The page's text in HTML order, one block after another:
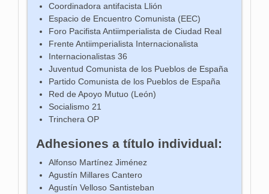
Coordinadora antifacista Llión
Espacio de Encuentro Comunista (EEC)
Foro Pacifista Antiimperialista de Ciudad Real
Frente Antiimperialista Internacionalista
Internacionalistas 36
Juventud Comunista de los Pueblos de España
Partido Comunista de los Pueblos de España
Red de Apoyo Mutuo (León)
Socialismo 21
Trinchera OP
Adhesiones a título individual:
Alfonso Martínez Jiménez
Agustín Millares Cantero
Agustín Velloso Santisteban